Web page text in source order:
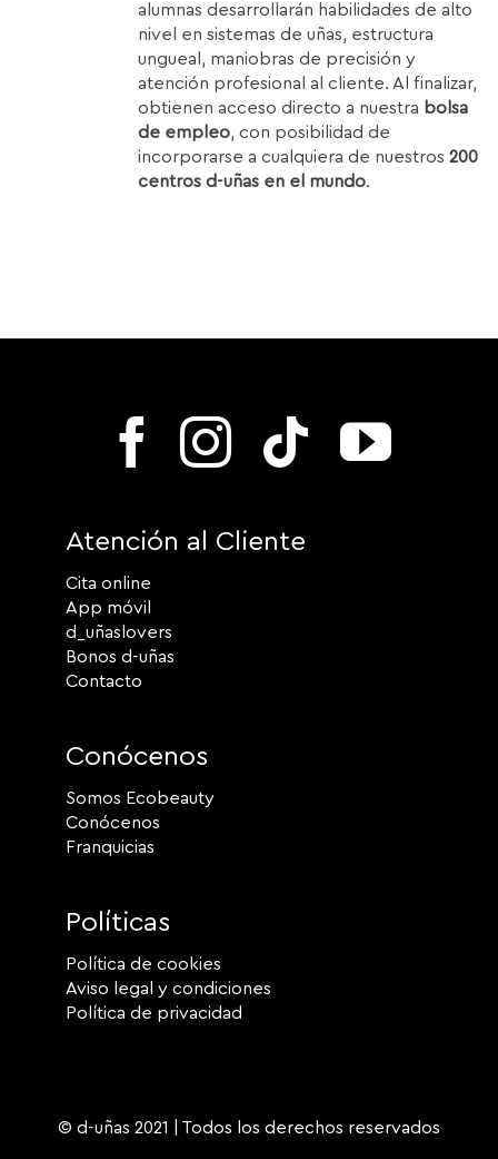
alumnas desarrollarán habilidades de alto
nivel en sistemas de uñas, estructura
ungueal, maniobras de precisión y
atención profesional al cliente. Al finalizar,
obtienen acceso directo a nuestra bolsa
de empleo, con posibilidad de
incorporarse a cualquiera de nuestros200
centros d-uñas en el mundo.
Atención al Cliente
Cita online
App móvil
d_uñaslovers
Bonos d-uñas
Contacto
Conócenos
Somos Ecobeauty
Conócenos
Franquicias
Políticas
Política de cookies
Aviso legal y condiciones
Política de privacidad
© d-uñas 2021 | Todos los derechos reservados